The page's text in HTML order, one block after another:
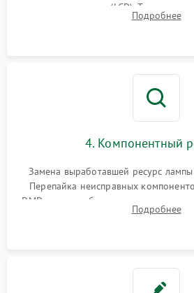
или поляризаторов (LCD).
температуры и оптопар с
Подробнее
4. Компонентный
Замена выработавшей ресурс
Перепайка неисправных
DMD-чипа при битых пикселях,
колеса или восстановлениеПодробнее